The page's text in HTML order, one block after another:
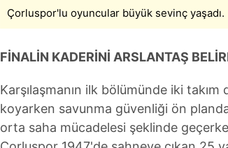
Çorluspor'lu oyuncular büyük sevinç yaşadı.
FİNALİN KADERİNİ ARSLANTAŞ
Karşılaşmanın ilk bölümünde iki
koyarken savunma güvenliği ön
orta saha mücadelesi şeklinde